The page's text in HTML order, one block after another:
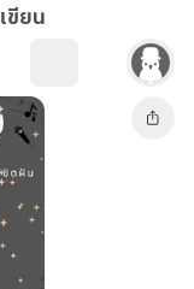
ขียน